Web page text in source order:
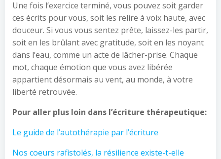
Une fois l’exercice terminé, vous pouvez soit garder
ces écrits pour vous, soit les relire à voix haute, avec
douceur. Si vous vous sentez prête, laissez-les partir,
soit en les brûlant avec gratitude, soit en les noyant
dans l’eau, comme un acte de lâcher-prise. Chaque
mot, chaque émotion que vous avez libérée
appartient désormais au vent, au monde, à votre
liberté retrouvée.
Pour aller plus loin dans l’écriture thérapeutique:
Le guide de l’autothérapie par l’écriture
Nos coeurs rafistolés, la résilience existe-t-elle